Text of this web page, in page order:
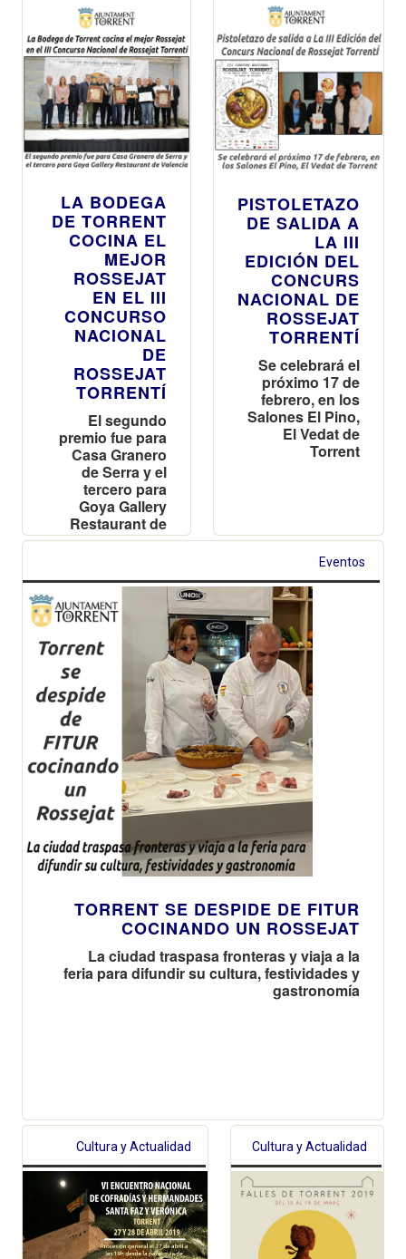
LA BODEGA
DE TORRENT
COCINA EL
MEJOR
ROSSEJAT
EN EL III
CONCURSO
NACIONAL
DE
ROSSEJAT
TORRENTÍ
El segundo
premio fue para
Casa Granero
de Serra y el
tercero para
Goya Gallery
Restaurant de
Valencia
PISTOLETAZO
DE SALIDA A
LA III
EDICIÓN DEL
CONCURS
NACIONAL DE
ROSSEJAT
TORRENTÍ
Se celebrará el
próximo 17 de
febrero, en los
Salones El Pino,
El Vedat de
Torrent
Eventos
TORRENT SE DESPIDE DE FITUR
COCINANDO UN ROSSEJAT
La ciudad traspasa fronteras y viaja a la
feria para difundir su cultura, festividades y
gastronomía
Cultura y Actualidad Cultura y Actualidad